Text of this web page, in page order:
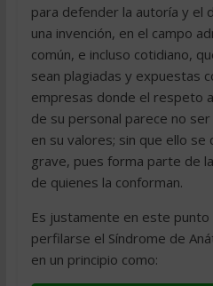
para defender la autoría y el
una invención, en el campo
común, e incluso cotidiano,
sean plagiadas y expuestas
empresas donde el respeto
de su personal parece no
en su valores; sin que ello se
grave, pues forma parte de
de quienes la conforman.
Es justamente en este punto
perfilarse el Síndrome de
en un principio como: